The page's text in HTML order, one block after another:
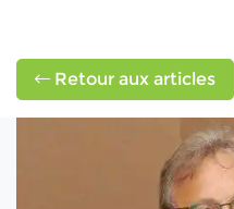
Retour aux articles